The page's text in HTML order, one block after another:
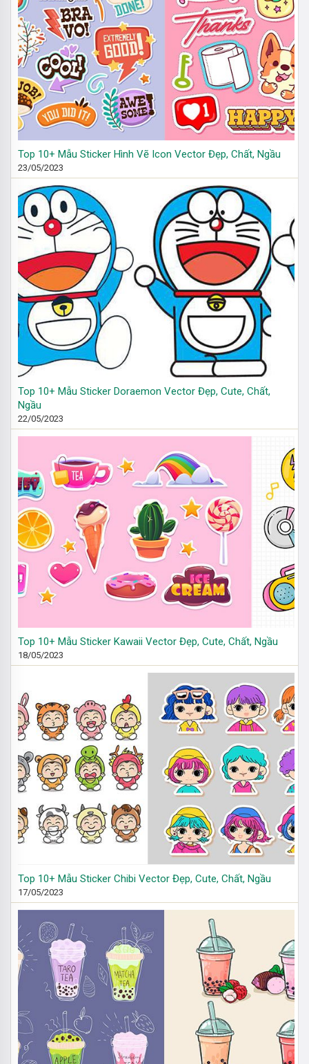
Top 10+ Mẫu Sticker Hình Vẽ Icon Vector Đẹp, Chất, Ngầu
23/05/2023
Top 10+ Mẫu Sticker Doraemon Vector Đẹp, Cute, Chất,
Ngầu
22/05/2023
Top 10+ Mẫu Sticker Kawaii Vector Đẹp, Cute, Chất, Ngầu
18/05/2023
Top 10+ Mẫu Sticker Chibi Vector Đẹp, Cute, Chất, Ngầu
17/05/2023